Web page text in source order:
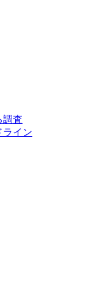
調査
ライン